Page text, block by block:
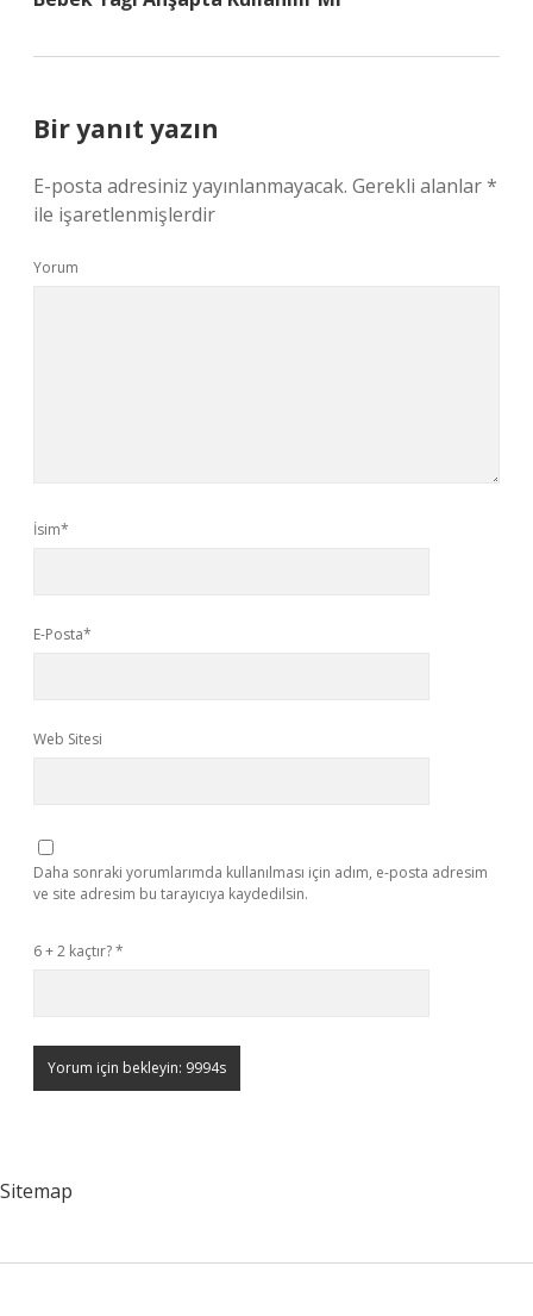
Bir yanıt yazın
E-posta adresiniz yayınlanmayacak. Gerekli alanlar*
ile işaretlenmişlerdir
Yorum
İsim*
E-Posta*
Web Sitesi
Daha sonraki yorumlarımda kullanılması için adım, e-posta adresim
ve site adresim bu tarayıcıya kaydedilsin.
6 + 2 kaçtır?*
Sitemap